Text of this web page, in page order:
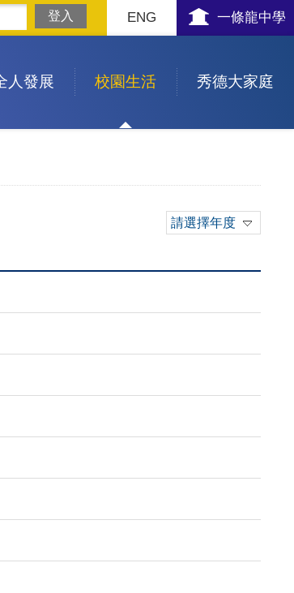
一條龍中學
ENG
人發展 校園生活 秀德大家庭
請選擇年度